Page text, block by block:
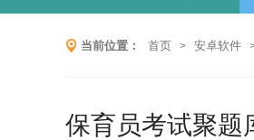
当前位置： 首页 > 安卓软件
保育员考试聚题